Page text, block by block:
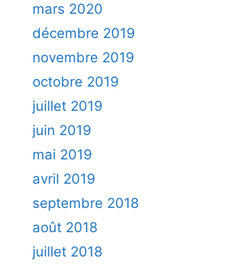
mars 2020
décembre 2019
novembre 2019
octobre 2019
juillet 2019
juin 2019
mai 2019
avril 2019
septembre 2018
août 2018
juillet 2018